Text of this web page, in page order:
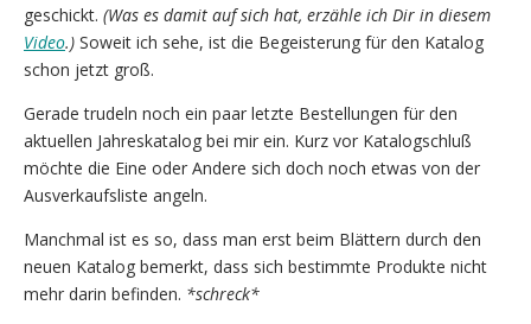
geschickt. (Was es damit auf sich hat, erzähle ich Dir in diesem
Video.) Soweit ich sehe, ist die Begeisterung für den Katalog
schon jetzt groß.
Gerade trudeln noch ein paar letzte Bestellungen für den
aktuellen Jahreskatalog bei mir ein. Kurz vor Katalogschluß
möchte die Eine oder Andere sich doch noch etwas von der
Ausverkaufsliste angeln.
Manchmal ist es so, dass man erst beim Blättern durch den
neuen Katalog bemerkt, dass sich bestimmte Produkte nicht
mehr darin befinden. *schreck*